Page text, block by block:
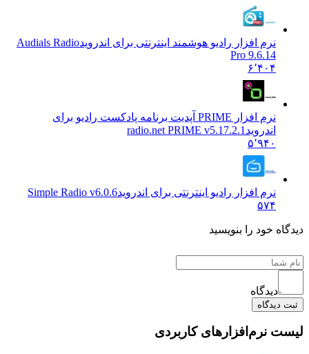
نرم افزار رادیو هوشمند اینترنتی برای اندرویدAudials Radio
Pro 9.6.14
۶٬۴۰۴
نرم افزار PRIME آپدیت برنامه پادکست رادیو برای
اندروید radio.net PRIME v5.17.2.1
۵٬۹۴۰
نرم افزار رادیو اینترنتی برای اندرویدSimple Radio v6.0.6
۵۷۴
دیدگاه خود را بنویسید
دیدگاه
ثبت دیدگاه
لیست نرم‌افزارهای کاربردی